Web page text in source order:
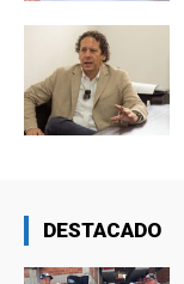
DESTACADO